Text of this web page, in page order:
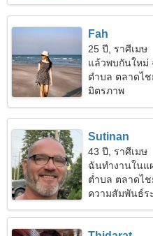
Fah
25 ปี, ราศีเมษ
แล้วพบกันให
ตำบล ตลาดไช
มิตรภาพ
Sutinan
43 ปี, ราศีเมษ
ฉันทำงานในแ
ทึ่ง
ตำบล ตลาดไช
ความสัมพันธ์ร